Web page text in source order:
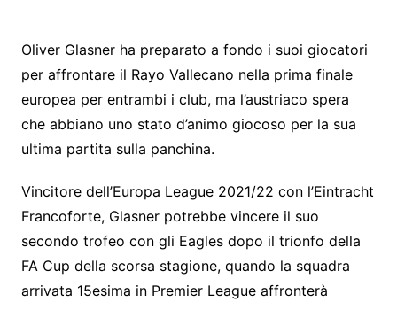
Oliver Glasner ha preparato a fondo i suoi giocatori
per affrontare il Rayo Vallecano nella prima finale
europea per entrambi i club, ma l’austriaco spera
che abbiano uno stato d’animo giocoso per la sua
ultima partita sulla panchina.
Vincitore dell’Europa League 2021/22 con l’Eintracht
Francoforte, Glasner potrebbe vincere il suo
secondo trofeo con gli Eagles dopo il trionfo della
FA Cup della scorsa stagione, quando la squadra
arrivata 15esima in Premier League affronterà